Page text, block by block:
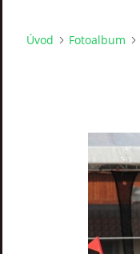
Úvod Fotoalbum